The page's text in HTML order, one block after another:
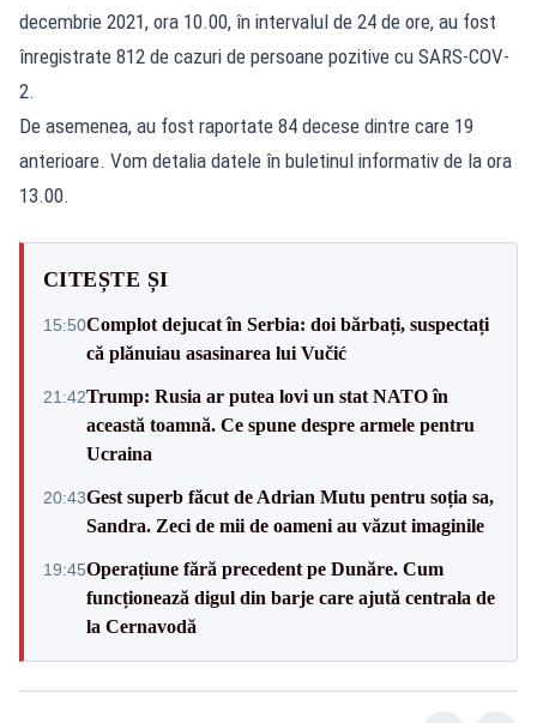
decembrie 2021, ora 10.00, în intervalul de 24 de ore, au fost
înregistrate 812 de cazuri de persoane pozitive cu SARS-COV-
2.
De asemenea, au fost raportate 84 decese dintre care 19
anterioare. Vom detalia datele în buletinul informativ de la ora
13.00.
CITEȘTE ȘI
15:50Complot dejucat în Serbia: doi bărbați, suspectați
că plănuiau asasinarea lui Vučić
21:42Trump: Rusia ar putea lovi un stat NATO în
această toamnă. Ce spune despre armele pentru
Ucraina
20:43Gest superb făcut de Adrian Mutu pentru soția sa,
Sandra. Zeci de mii de oameni au văzut imaginile
19:45Operațiune fără precedent pe Dunăre. Cum
funcționează digul din barje care ajută centrala de
la Cernavodă